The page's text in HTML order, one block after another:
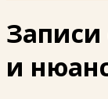
и